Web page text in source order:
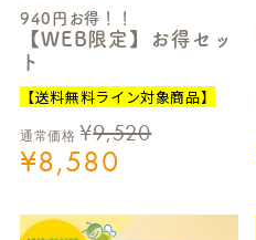
940円お得！！
【WEB限定】お得セッ
ト
【送料無料ライン対象商品】
通常価格 ¥9,520
¥8,580